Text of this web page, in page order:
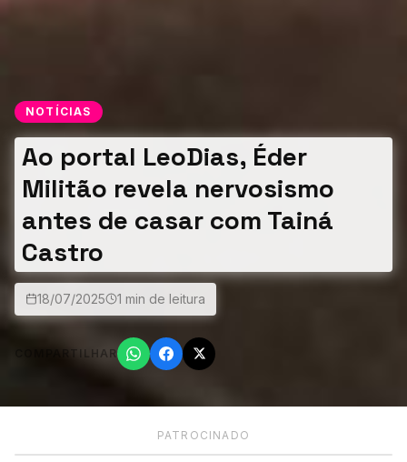
NOTÍCIAS
Ao portal LeoDias, Éder
Militão revela nervosismo
antes de casar com Tainá
Castro
18/07/2025 1 min de leitura
COMPARTILHAR
PATROCINADO